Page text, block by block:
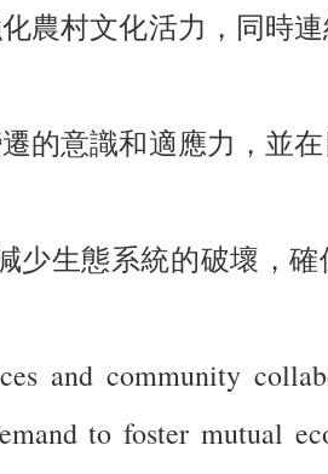
農村文化活力，同時
的意識和適應力，並
少生態系統的破壞，
and community
to foster mutual